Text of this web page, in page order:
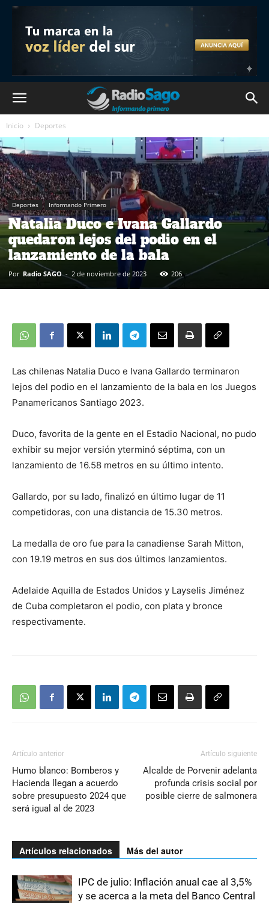
Inicio Deportes
Deportes Informando Primero
Natalia Duco e Ivana Gallardo
quedaron lejos del podio en el
lanzamiento de la bala
Por Radio SAGO - 2 de noviembre de 2023 206
Las chilenas Natalia Duco e Ivana Gallardo terminaron
lejos del podio en el lanzamiento de la bala en los Juegos
Panamericanos Santiago 2023.
Duco, favorita de la gente en el Estadio Nacional, no pudo
exhibir su mejor versión yterminó séptima, con un
lanzamiento de 16.58 metros en su último intento.
Gallardo, por su lado, finalizó en último lugar de 11
competidoras, con una distancia de 15.30 metros.
La medalla de oro fue para la canadiense Sarah Mitton,
con 19.19 metros en sus dos últimos lanzamientos.
Adelaide Aquilla de Estados Unidos y Layselis Jiménez
de Cuba completaron el podio, con plata y bronce
respectivamente.
Artículo anterior
Humo blanco: Bomberos y
Hacienda llegan a acuerdo
sobre presupuesto 2024 que
será igual al de 2023
Artículo siguiente
Alcalde de Porvenir adelanta
profunda crisis social por
posible cierre de salmonera
Artículos relacionados Más del autor
IPC de julio: Inflación anual cae al 3,5%
y se acerca a la meta del Banco Central